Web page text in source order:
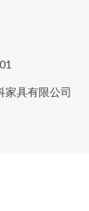
家具有限公司